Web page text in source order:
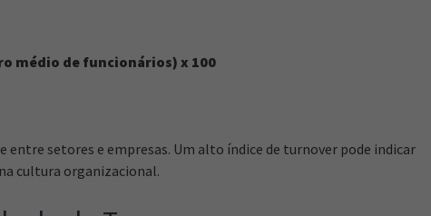
médio de funcionários) x 100
setores e empresas. Um alto índice de turnover pode indicar
cultura organizacional.